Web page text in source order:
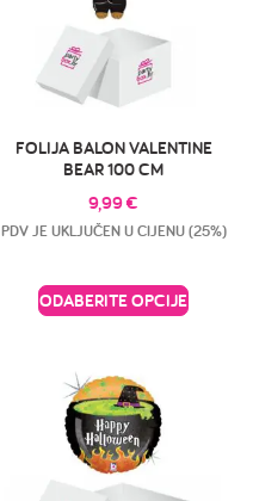
FOLIJA BALON VALENTINE
BEAR 100 CM
9,99€
PDV JE UKLJUČEN U CIJENU (25%)
ODABERITE OPCIJE